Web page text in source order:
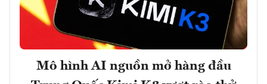
Mô hình AI nguồn mở hàng đầu